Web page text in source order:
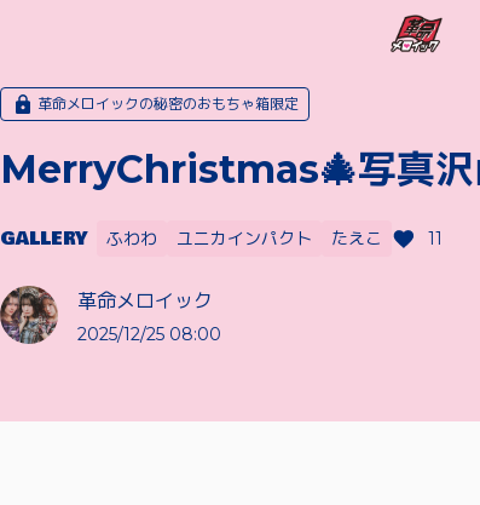
革命メロイックの秘密のおもちゃ箱限定
MerryChristmas🎄写真沢
GALLERY ふわわ ユニカインパクト たえこ 11
革命メロイック
2025/12/25 08:00